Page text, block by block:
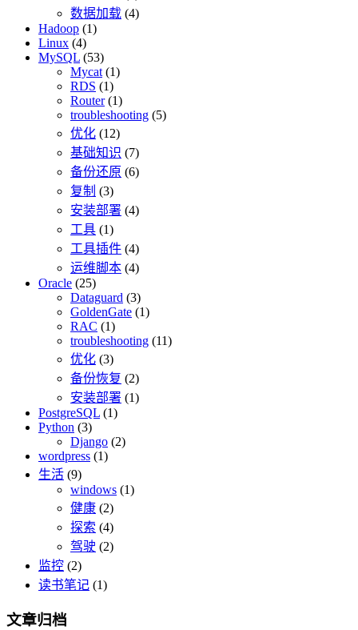
数据加载 (4)
Hadoop (1)
Linux (4)
MySQL (53)
Mycat (1)
RDS (1)
Router(1)
troubleshooting (5)
优化 (12)
基础知识 (7)
备份还原 (6)
复制 (3)
安装部署 (4)
工具 (1)
工具插件 (4)
运维脚本 (4)
Oracle (25)
Dataguard (3)
GoldenGate (1)
RAC (1)
troubleshooting (11)
优化 (3)
备份恢复 (2)
安装部署 (1)
PostgreSQL (1)
Python (3)
Django (2)
wordpress (1)
生活 (9)
windows (1)
健康 (2)
探索 (4)
驾驶 (2)
监控 (2)
读书笔记 (1)
文章归档